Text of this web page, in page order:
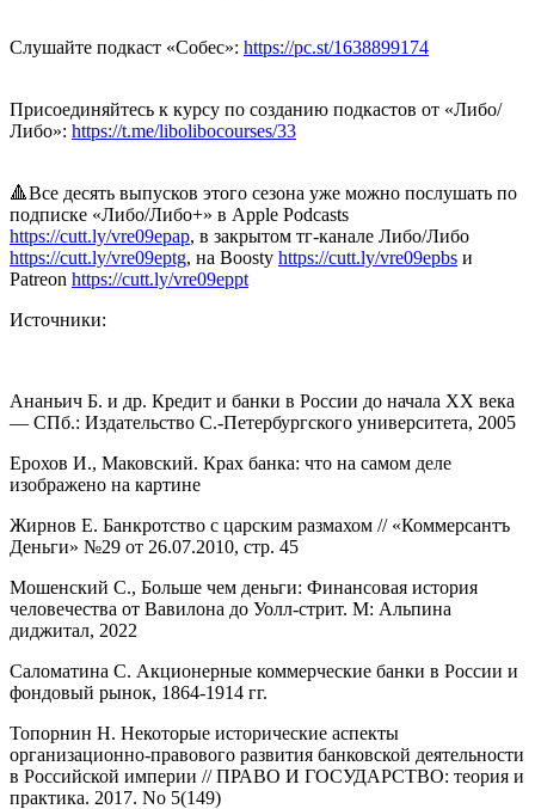
Слушайте подкаст «Собес»: https://pc.st/1638899174
Присоединяйтесь к курсу по созданию подкастов от «Либо/
Либо»: https://t.me/libolibocourses/33
🔺Все десять выпусков этого сезона уже можно послушать по
подписке «Либо/Либо+» в Apple Podcasts
https://cutt.ly/vre09epap, в закрытом тг-канале Либо/Либо
https://cutt.ly/vre09eptg, на Boosty https://cutt.ly/vre09epbs и
Patreon https://cutt.ly/vre09eppt
Источники:
Ананьич Б. и др. Кредит и банки в России до начала XX века
— СПб.: ​​Издательство С.-Петербургского университета, 2005
Ерохов И., Маковский. Крах банка: что на самом деле
изображено на картине
Жирнов Е. Банкротство с царским размахом // «Коммерсантъ
Деньги» №29 от 26.07.2010, стр. 45
Мошенский С., Больше чем деньги: Финансовая история
человечества от Вавилона до Уолл-стрит. М: Альпина
диджитал, 2022
Саломатина С. Акционерные коммерческие банки в России и
фондовый рынок, 1864-1914 гг.
Топорнин Н. Некоторые исторические аспекты
организационно-правового развития банковской деятельности
в Российской империи // ПРАВО И ГОСУДАРСТВО: теория и
практика. 2017. No 5(149)